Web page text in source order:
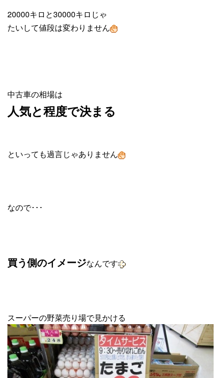
20000キロと30000キロじゃ
たいして値段は変わりません
中古車の相場は
人気と程度で決まる
といっても過言じゃありません
なので･･･
買う側のイメージなんです
スーパーの野菜売り場で見かける